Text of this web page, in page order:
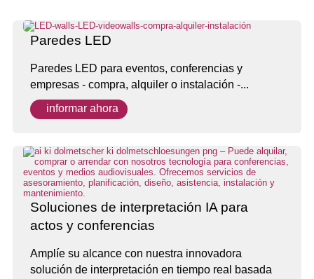
Paredes LED
Paredes LED para eventos, conferencias y
empresas - compra, alquiler o instalación -...
informar ahora
Soluciones de interpretación IA para
actos y conferencias
Amplíe su alcance con nuestra innovadora
solución de interpretación en tiempo real basada